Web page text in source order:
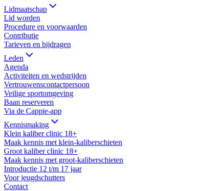
Lidmaatschap
Lid worden
Procedure en voorwaarden
Contributie
Tarieven en bijdragen
Leden
Agenda
Activiteiten en wedstrijden
Vertrouwenscontactpersoon
Veilige sportomgeving
Baan reserveren
Via de Cappie-app
Kennismaking
Klein kaliber clinic 18+
Maak kennis met klein-kaliberschieten
Groot kaliber clinic 18+
Maak kennis met groot-kaliberschieten
Introductie 12 t/m 17 jaar
Voor jeugdschutters
Contact